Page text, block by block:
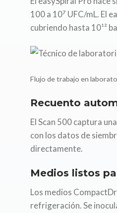
100 a 10⁷ UFC/mL. El
cubriendo hasta 10¹²
Flujo de trabajo en
Recuento
El Scan 500 captura
con los datos de
directamente.
Medios listos
Los medios
refrigeración. Se